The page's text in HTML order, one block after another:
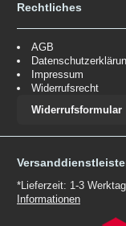
Rechtliches
AGB
Impressum
Widerrufsrecht
Widerrufsformular
*Lieferzeit: 1-3
Informationen